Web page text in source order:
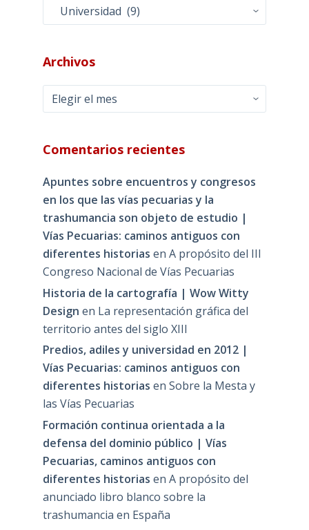
Categorías
Archivos
Archivos
Comentarios recientes
Apuntes sobre encuentros y congresos
en los que las vías pecuarias y la
trashumancia son objeto de estudio |
Vías Pecuarias: caminos antiguos con
diferentes historias en A propósito del III
Congreso Nacional de Vías Pecuarias
Historia de la cartografía | Wow Witty
Design en La representación gráfica del
territorio antes del siglo XIII
Predios, adiles y universidad en 2012 |
Vías Pecuarias: caminos antiguos con
diferentes historias en Sobre la Mesta y
las Vías Pecuarias
Formación continua orientada a la
defensa del dominio público | Vías
Pecuarias, caminos antiguos con
diferentes historias en A propósito del
anunciado libro blanco sobre la
trashumancia en España